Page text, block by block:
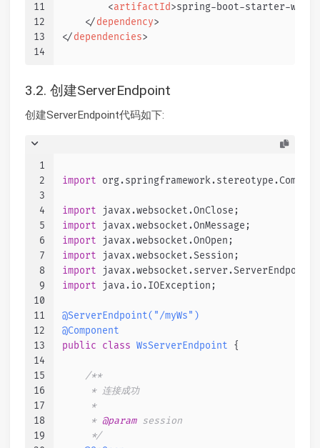
11
12
13
14
<artifactId>spring-boot-starter-
</dependency>
</dependencies>
3.2. 创建ServerEndpoint
创建ServerEndpoint代码如下:
1
2
3
4
5
6
7
8
9
10
11
12
13
14
15
16
17
18
19
import
import javax.websocket.OnClose;
import javax.websocket.OnMessage;
import javax.websocket.OnOpen;
import javax.websocket.Session;
import javax.websocket.server.ServerEndpoint;
import java.io.IOException;
@ServerEndpoint("/myWs")
@Component
public
class WsServerEndpoint {
/**
     * 连接成功
     *
     *
@param session
     */